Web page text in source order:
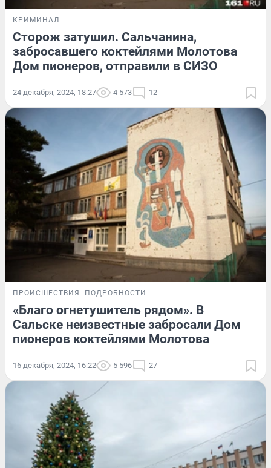
КРИМИНАЛ
Сторож затушил. Сальчанина,
забросавшего коктейлями Молотова
Дом пионеров, отправили в СИЗО
24 декабря, 2024, 18:27 4 573 12
ПРОИСШЕСТВИЯ ПОДРОБНОСТИ
«Благо огнетушитель рядом». В
Сальске неизвестные забросали Дом
пионеров коктейлями Молотова
16 декабря, 2024, 16:22 5 596 27